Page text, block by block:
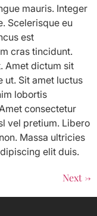
mauris. Integer
Scelerisque eu
est
cras tincidunt.
Amet dictum sit
ut. Sit amet luctus
lobortis
consectetur
vel pretium. Libero
Massa ultricies
elit duis.
Next →